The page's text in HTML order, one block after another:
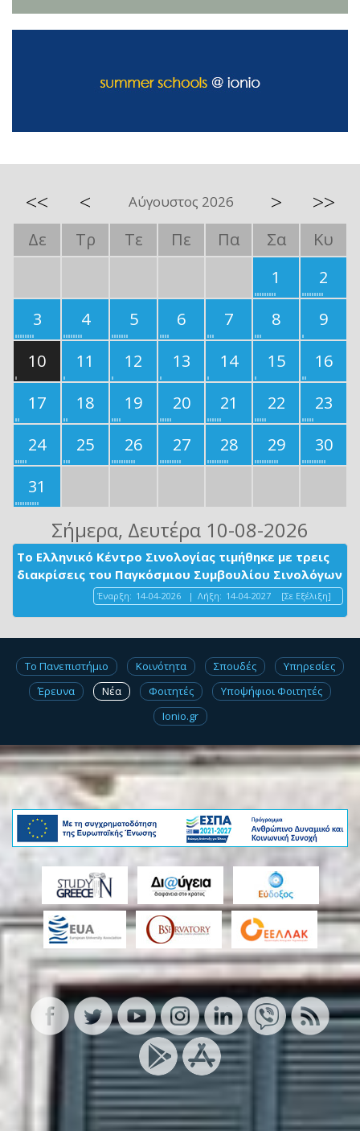
<< < Αύγουστος 2026 > >>
Δε Τρ Τε Πε Πα Σα
Κυ
1
2
3
4 5 6 7 8
9
10
11 12 13 14 15
16
17
18 19 20 21 22
23
24
25 26 27 28 29
30
31
Σήμερα, Δευτέρα 10-08-2026
Το Ελληνικό Κέντρο Σινολογίας τιμήθηκε με τρεις
διακρίσεις του Παγκόσμιου Συμβουλίου Σινολόγων
Έναρξη: 14-04-2026 | Λήξη: 14-04-2027 [Σε Εξέλιξη]
Το Πανεπιστήμιο Κοινότητα Σπουδές
Υπηρεσίες
Έρευνα
Νέα Φοιτητές
Υποψήφιοι Φοιτητές
Ionio.gr